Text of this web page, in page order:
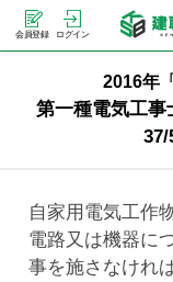
会員登録 ログイン
2016年
第一種電気工事
37/
自家用電気工作
電路又は機器に
事を施さなけれ